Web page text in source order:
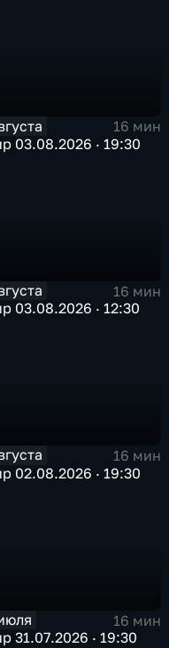
16 мин
03.08.2026 · 19:30
16 мин
03.08.2026 · 12:30
16 мин
02.08.2026 · 19:30
16 мин
31.07.2026 · 19:30